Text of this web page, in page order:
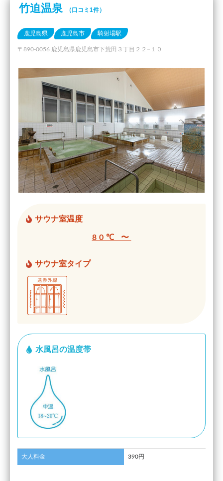
竹迫温泉 （口コミ1件）
鹿児島県 鹿児島市 騎射場駅
〒890-0056 鹿児島県鹿児島市下荒田３丁目２２−１０
サウナ室温度
80℃ 〜
サウナ室タイプ
水風呂の温度帯
大人料金 390円